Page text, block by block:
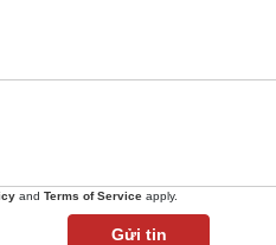
and Terms of Service apply.
Gửi tin